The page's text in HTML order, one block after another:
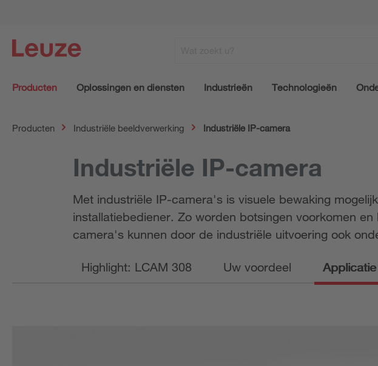
Producten Oplossingen en diensten Industrieën Technologieën
Producten Industriële beeldverwerking Industriële IP-camera
Industriële IP-camera
Met industriële IP-camera's is visuele bewaking
installatiebediener. Zo worden botsingen voorkomen
camera's kunnen door de industriële uitvoering ook
Highlight: LCAM 308 Uw voordeel Applicatie